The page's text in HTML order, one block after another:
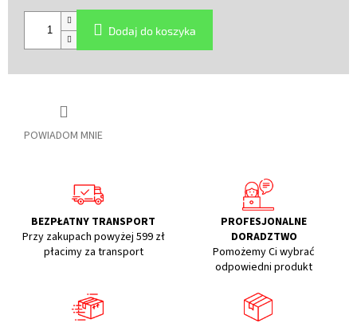
POWIADOM MNIE
jednostkowa:
Dodaj do koszyka
BEZPŁATNY TRANSPORT
Przy zakupach powyżej 599 zł
płacimy za transport
PROFESJONALNE
DORADZTWO
Pomożemy Ci wybrać
odpowiedni produkt